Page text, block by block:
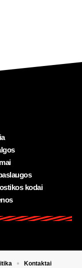
kodai
Kontaktai